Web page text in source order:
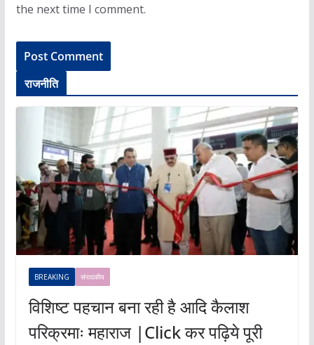
the next time I comment.
राजनीति
BREAKING संपादकीय
विशिष्ट पहचान बना रही है आदि कैलाश
परिक्रमाः महाराज |Click कर पढ़िये पूरी